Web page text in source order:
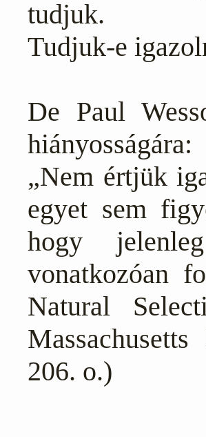
tudjuk.
Tudjuk-e
De Paul
hiányosságára:
„Nem értjük
egyet sem
hogy
vonatkozóan
Natural
206. o.)